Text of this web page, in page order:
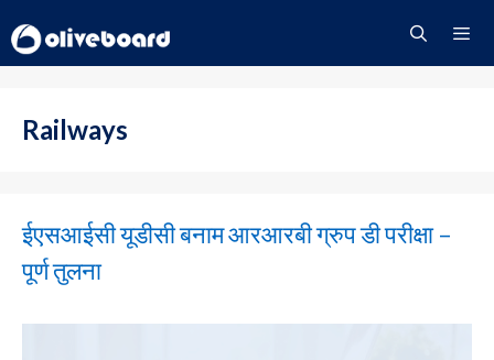
to
content
Railways
ईएसआईसी यूडीसी बनाम आरआरबी ग्रुप डी परीक्षा –
पूर्ण तुलना